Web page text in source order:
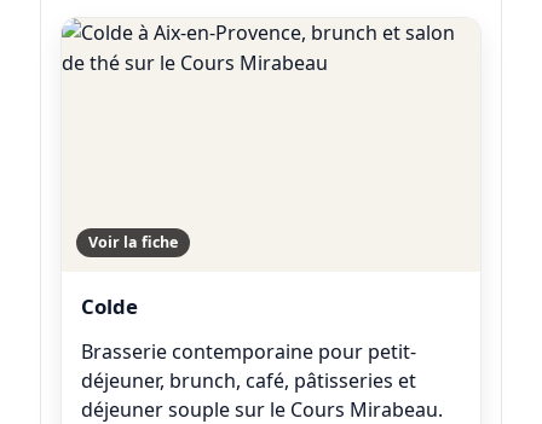
Voir la fiche
Colde
Brasserie contemporaine pour petit-
déjeuner, brunch, café, pâtisseries et
déjeuner souple sur le Cours Mirabeau.